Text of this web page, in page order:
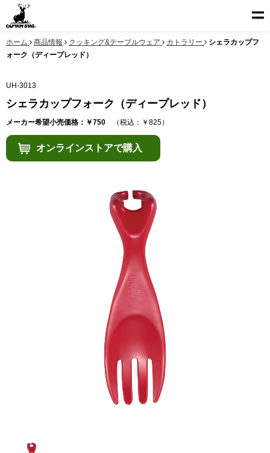
ホーム 商品情報 クッキング&テーブルウェア カトラリー
シェラカップフ
ォーク（ディープレッド）
UH-3013
シェラカップフォーク（ディープレッド）
メーカー希望小売価格：￥750 （税込：￥825）
オンラインストアで購入